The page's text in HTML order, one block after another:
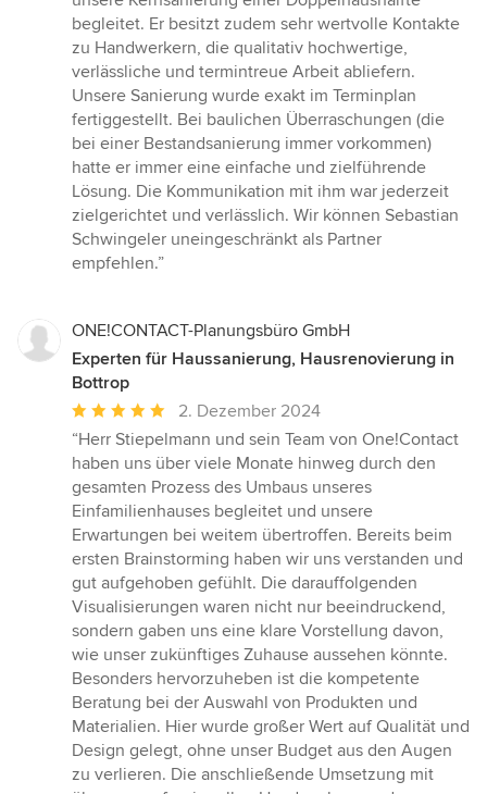
5
Sternen
begleitet. Er besitzt zudem sehr wertvolle Kontakte
zu Handwerkern, die qualitativ hochwertige,
verlässliche und termintreue Arbeit abliefern.
Unsere Sanierung wurde exakt im Terminplan
fertiggestellt. Bei baulichen Überraschungen (die
bei einer Bestandsanierung immer vorkommen)
hatte er immer eine einfache und zielführende
Lösung. Die Kommunikation mit ihm war jederzeit
zielgerichtet und verlässlich. Wir können Sebastian
Schwingeler uneingeschränkt als Partner
empfehlen.”
ONE!CONTACT-Planungsbüro GmbH
Experten für Haussanierung, Hausrenovierung in
Bottrop
Durchschnittliche
Bewertung:
5
von
5
Sternen
2. Dezember 2024
“Herr Stiepelmann und sein Team von One!Contact
haben uns über viele Monate hinweg durch den
gesamten Prozess des Umbaus unseres
Einfamilienhauses begleitet und unsere
Erwartungen bei weitem übertroffen. Bereits beim
ersten Brainstorming haben wir uns verstanden und
gut aufgehoben gefühlt. Die darauffolgenden
Visualisierungen waren nicht nur beeindruckend,
sondern gaben uns eine klare Vorstellung davon,
wie unser zukünftiges Zuhause aussehen könnte.
Besonders hervorzuheben ist die kompetente
Beratung bei der Auswahl von Produkten und
Materialien. Hier wurde großer Wert auf Qualität und
Design gelegt, ohne unser Budget aus den Augen
zu verlieren. Die anschließende Umsetzung mit